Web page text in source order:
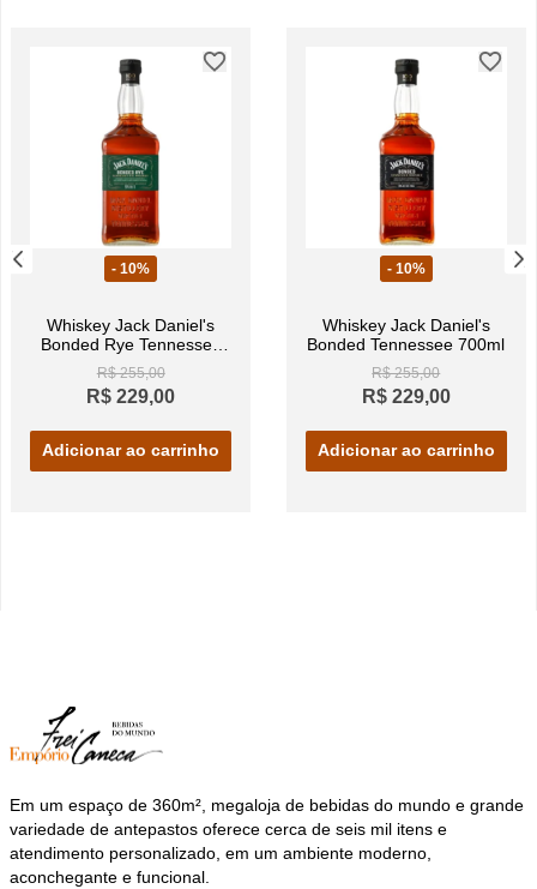
- 10%
Whiskey Jack Daniel's
Bonded Rye Tennessee
700ml
R$ 255,00
R$ 229,00
Adicionar ao carrinho
- 10%
Whiskey Jack Daniel's
Bonded Tennessee 700ml
R$ 255,00
R$ 229,00
Adicionar ao carrinho
Em um espaço de 360m², megaloja de bebidas do mundo e grande
variedade de antepastos oferece cerca de seis mil itens e
atendimento personalizado, em um ambiente moderno,
aconchegante e funcional.